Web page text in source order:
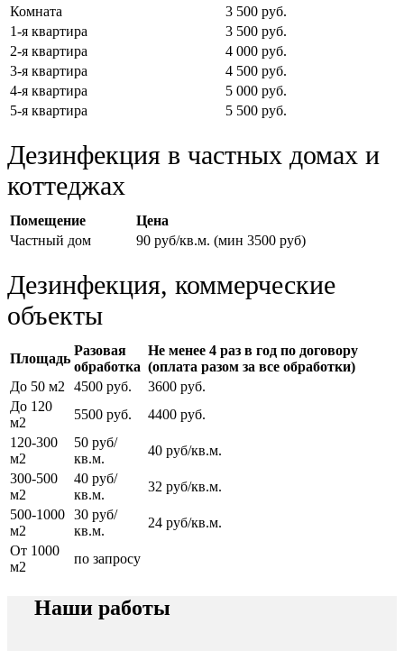
Комната
3 500 руб.
1-я квартира
3 500 руб.
2-я квартира
4 000 руб.
3-я квартира
4 500 руб.
4-я квартира
5 000 руб.
5-я квартира
5 500 руб.
Дезинфекция в частных домах и
коттеджах
Помещение
Цена
Частный дом
90 руб/кв.м. (мин 3500 руб)
Дезинфекция, коммерческие
объекты
Площадь
Разовая
обработка
Не менее 4 раз в год по договору
(оплата разом за все обработки)
До 50 м2
4500 руб.
3600 руб.
До 120
м2
5500 руб.
4400 руб.
120-300
м2
50 руб/
кв.м.
40 руб/кв.м.
300-500
м2
40 руб/
кв.м.
32 руб/кв.м.
500-1000
м2
30 руб/
кв.м.
24 руб/кв.м.
От 1000
м2
по запросу
Наши работы